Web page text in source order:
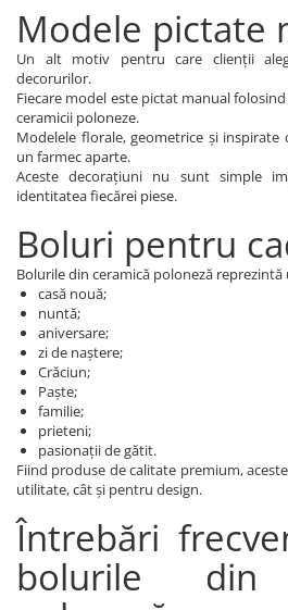
Modele pictate
Un alt motiv pentru care clienții
decorurilor.
Fiecare model este pictat manual
ceramicii poloneze.
Modelele florale, geometrice și
un farmec aparte.
Aceste decorațiuni nu sunt simple
identitatea fiecărei piese.
Boluri pentru
Bolurile din ceramică poloneză
casă nouă;
nuntă;
aniversare;
zi de naștere;
Crăciun;
Paște;
familie;
prieteni;
pasionații de gătit.
Fiind produse de calitate premium,
utilitate, cât și pentru design.
Întrebări
bolurile din